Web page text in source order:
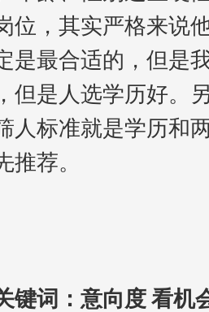
位，其实严格来说
是最合适的，但是
但是人选学历好。
人标准就是学历和
荐。
键词：意向度 看